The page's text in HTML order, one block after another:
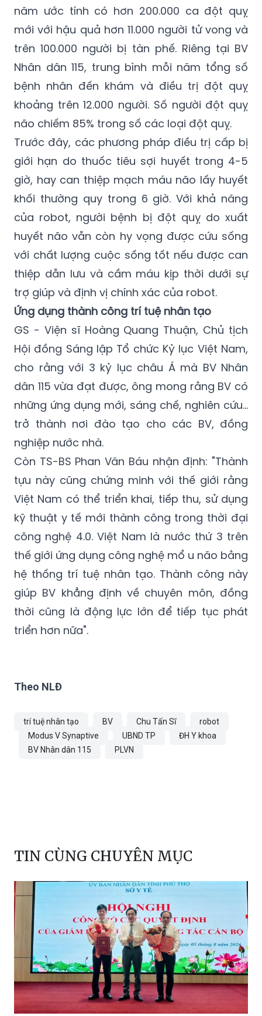
năm ước tính có hơn 200.000 ca đột quỵ
mới với hậu quả hơn 11.000 người tử vong và
trên 100.000 người bị tàn phế. Riêng tại BV
Nhân dân 115, trung bình mỗi năm tổng số
bệnh nhân đến khám và điều trị đột quỵ
khoảng trên 12.000 người. Số người đột quỵ
não chiếm 85% trong số các loại đột quỵ.
Trước đây, các phương pháp điều trị cấp bị
giới hạn do thuốc tiêu sợi huyết trong 4-5
giờ, hay can thiệp mạch máu não lấy huyết
khối thường quy trong 6 giờ. Với khả năng
của robot, người bệnh bị đột quỵ do xuất
huyết não vẫn còn hy vọng được cứu sống
với chất lượng cuộc sống tốt nếu được can
thiệp dẫn lưu và cầm máu kịp thời dưới sự
trợ giúp và định vị chính xác của robot.
Ứng dụng thành công trí tuệ nhân tạo
GS - Viện sĩ Hoàng Quang Thuận, Chủ tịch
Hội đồng Sáng lập Tổ chức Kỷ lục Việt Nam,
cho rằng với 3 kỷ lục châu Á mà BV Nhân
dân 115 vừa đạt được, ông mong rằng BV có
những ứng dụng mới, sáng chế, nghiên cứu...
trở thành nơi đào tạo cho các BV, đồng
nghiệp nước nhà.
Còn TS-BS Phan Văn Báu nhận định: "Thành
tựu này cũng chứng minh với thế giới rằng
Việt Nam có thể triển khai, tiếp thu, sử dụng
kỹ thuật y tế mới thành công trong thời đại
công nghệ 4.0. Việt Nam là nước thứ 3 trên
thế giới ứng dụng công nghệ mổ u não bằng
hệ thống trí tuệ nhân tạo. Thành công này
giúp BV khẳng định về chuyên môn, đồng
thời cũng là động lực lớn để tiếp tục phát
triển hơn nữa".
Theo NLĐ
trí tuệ nhân tạo BV Chu Tấn Sĩ
robot
Modus V Synaptive
UBND TP
ĐH Y khoa
BV Nhân dân 115
PLVN
TIN CÙNG CHUYÊN MỤC